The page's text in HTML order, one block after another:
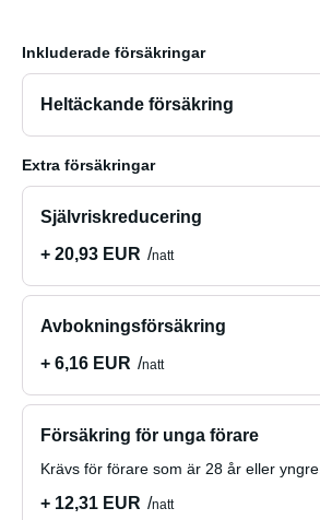
Inkluderade försäkringar
Heltäckande försäkring
Extra försäkringar
Självriskreducering
+ 20,93 EUR
natt
Avbokningsförsäkring
+ 6,16 EUR
natt
Försäkring för unga förare
Krävs för förare som är 28 år eller yngre.
+ 12,31 EUR natt